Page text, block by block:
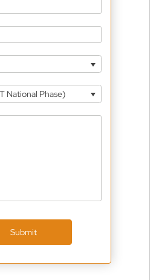
National Phase)
Submit